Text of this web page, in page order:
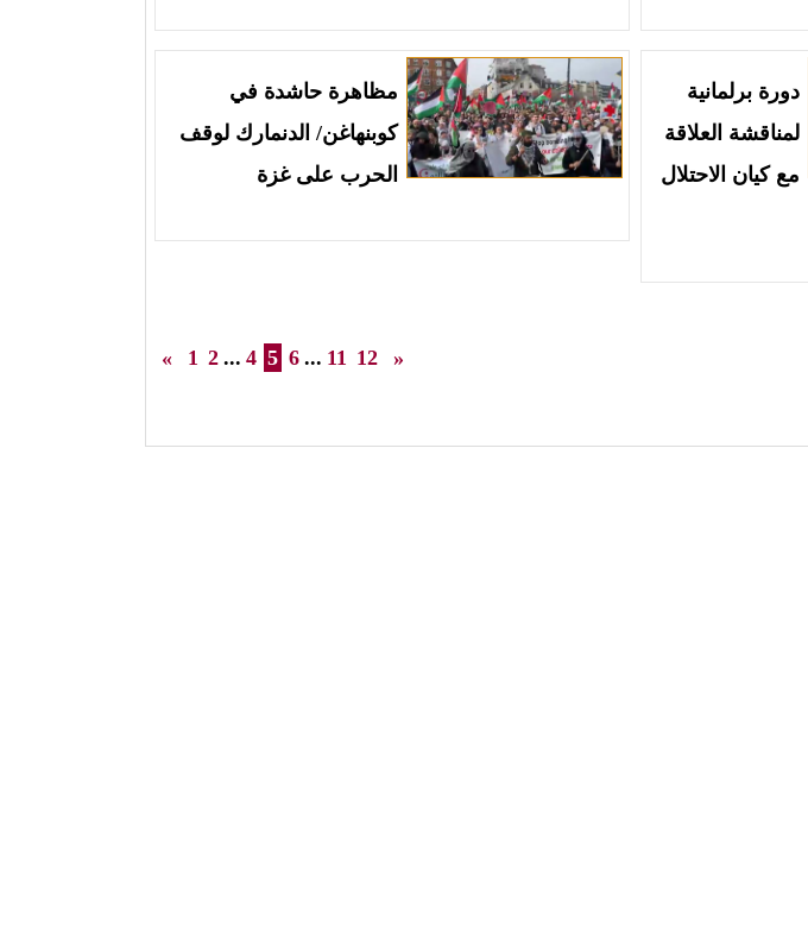
دورة برلمانية
لمناقشة العلاقة
مع كيان الاحتلال
مظاهرة حاشدة في
كوبنهاغن/ الدنمارك لوقف
الحرب على غزة
« 1 2 ... 4 5 6 ... 11 12 »